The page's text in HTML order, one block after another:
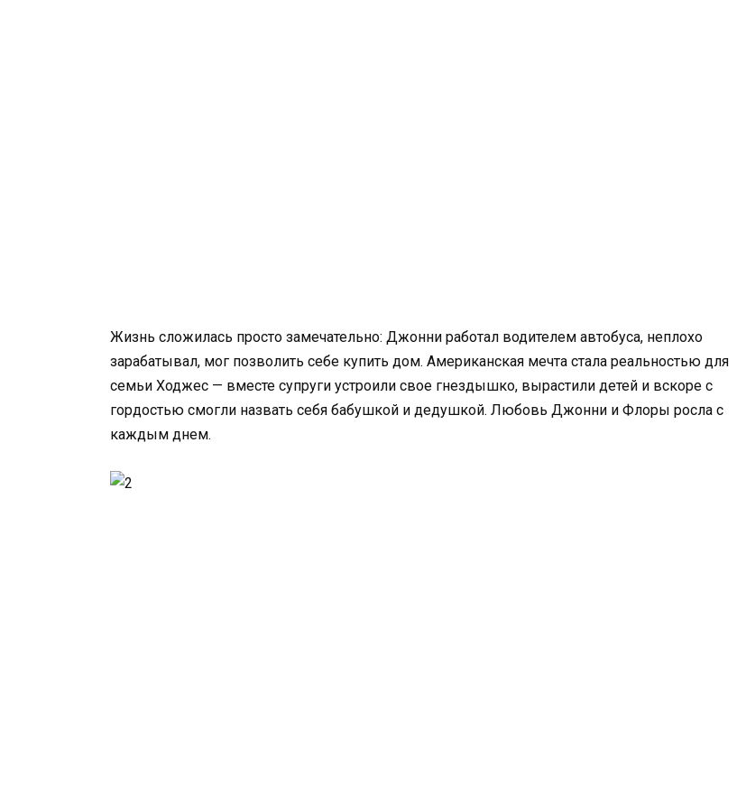
Жизнь сложилась просто замечательно: Джонни работал водителем автобуса, неплохо
зарабатывал, мог позволить себе купить дом. Американская мечта стала реальностью для
семьи Ходжес — вместе супруги устроили свое гнездышко, вырастили детей и вскоре с
гордостью смогли назвать себя бабушкой и дедушкой. Любовь Джонни и Флоры росла с
каждым днем.